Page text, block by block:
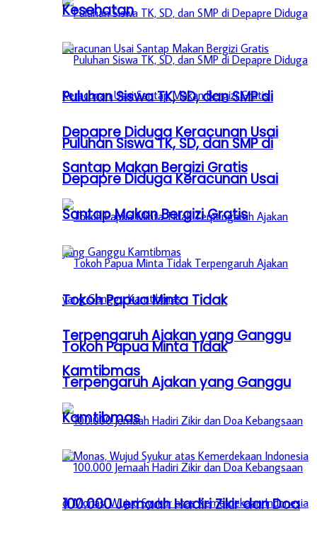
Puluhan Siswa TK, SD, dan SMP di
Depapre Diduga Keracunan Usai
Santap Makan Bergizi Gratis
Tokoh Papua Minta Tidak
Terpengaruh Ajakan yang Ganggu
Kamtibmas
100.000 Jemaah Hadiri Zikir dan Doa
Kesehatan
Puluhan Siswa TK, SD, dan SMP di
Depapre Diduga Keracunan Usai
Santap Makan Bergizi Gratis
Tokoh Papua Minta Tidak
Terpengaruh Ajakan yang Ganggu
Kamtibmas